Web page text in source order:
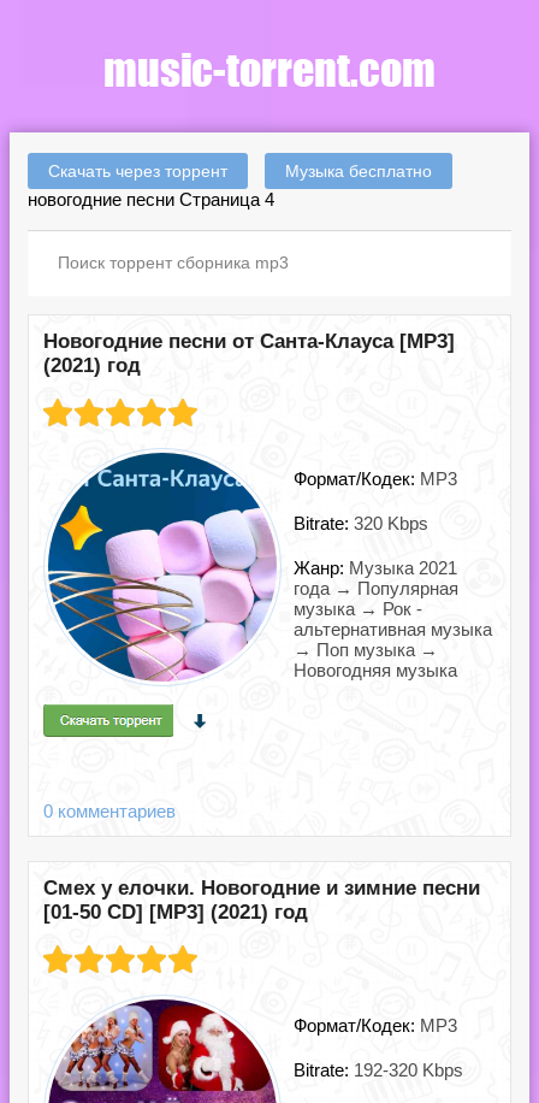
Скачать через торрент Музыка бесплатно
новогодние песни Страница 4
Новогодние песни от Санта-Клауса [MP3]
(2021) год
Формат/Кодек: MP3
Bitrate: 320 Kbps
Жанр: Музыка 2021
года → Популярная
музыка → Рок -
альтернативная музыка
→ Поп музыка →
Новогодняя музыка
0 комментариев
Смех у елочки. Новогодние и зимние песни
[01-50 CD] [MP3] (2021) год
Формат/Кодек: MP3
Bitrate: 192-320 Kbps